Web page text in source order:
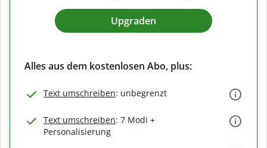
Upgraden
Alles aus dem kostenlosen Abo, plus:
Text umschreiben: unbegrenzt
Text umschreiben: 7 Modi +
Personalisierung